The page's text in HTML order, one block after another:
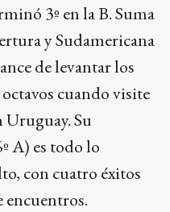
3º en la B. Suma
y Sudamericana
de levantar los
cuando visite
Uruguay. Su
A) es todo lo
con cuatro éxitos
encuentros.